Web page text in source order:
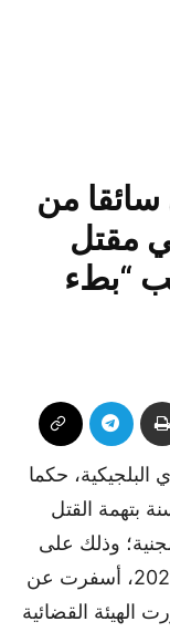
سائقا من
مقتل
“بطء
البلجيكية، حكما
سائق يبلغ من العمر 44 سنة بتهمة القتل
وذلك على
خلفية حادثة سير مأساوية تعود لسنة 2021، أسفرت عن
الهيئة القضائية